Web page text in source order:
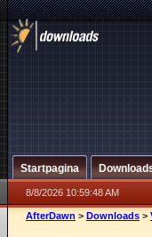
Startpagina
8/8/2026 10:59:48 AM
AfterDawn > Downloads >